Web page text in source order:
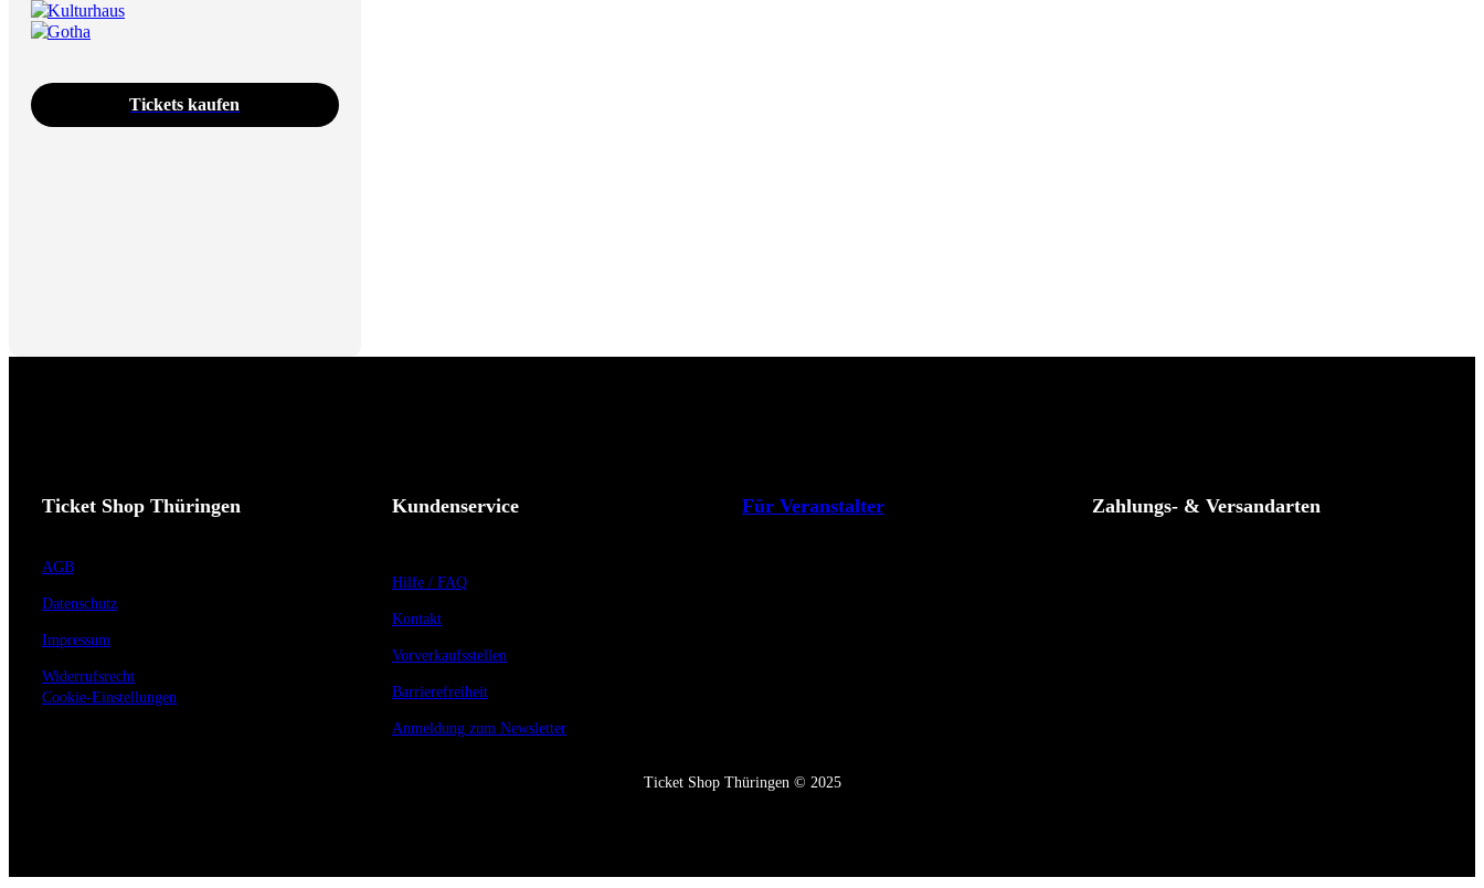
Kulturhaus
Gotha
Tickets kaufen
Ticket Shop Thüringen
AGB
Datenschutz
Impressum
Widerrufsrecht
Cookie-Einstellungen
Kundenservice
Hilfe / FAQ
Kontakt
Vorverkaufsstellen
Barrierefreiheit
Anmeldung zum Newsletter
Für Veranstalter Zahlungs- & Versandarten
Ticket Shop Thüringen © 2025